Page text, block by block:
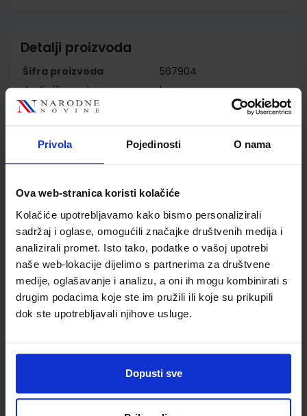
Privola Pojedinosti O nama
Ova web-stranica koristi kolačiće
Kolačiće upotrebljavamo kako bismo personalizirali
sadržaj i oglase, omogućili značajke društvenih medija i
analizirali promet. Isto tako, podatke o vašoj upotrebi
naše web-lokacije dijelimo s partnerima za društvene
medije, oglašavanje i analizu, a oni ih mogu kombinirati s
drugim podacima koje ste im pružili ili koje su prikupili
dok ste upotrebljavali njihove usluge.
Dopusti sve
Detalji proizvoda
Šifra proizvoda
567904
Jedinična mjera
kom
Nakladnik
ŠKOLSKA KNJIGA d.d.
Autor
Vesna Đurek
Školski razred
04 4.RAZRED OŠ
Vrsta školske knjige
Nastavni predmet
HRVATSKI JEZIK PP
Newsletter prijava